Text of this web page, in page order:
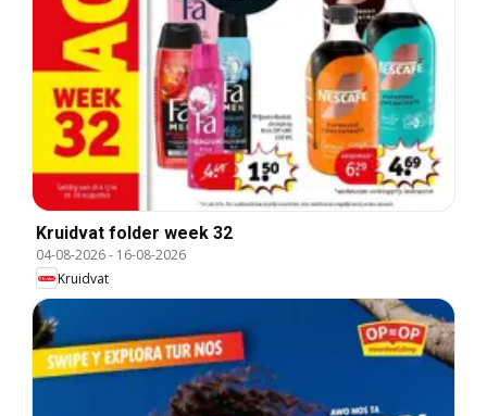
Kruidvat folder week 32
04-08-2026- 16-08-2026
Kruidvat